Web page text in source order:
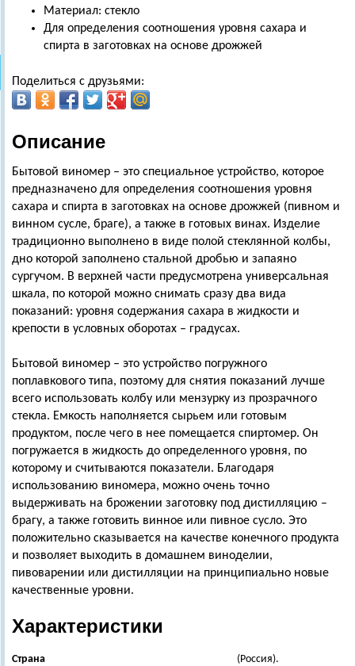
Материал: стекло
Для определения соотношения уровня сахара и
спирта в заготовках на основе дрожжей
Поделиться с друзьями:
Описание
Бытовой виномер – это специальное устройство, которое
предназначено для определения соотношения уровня
сахара и спирта в заготовках на основе дрожжей (пивном и
винном сусле, браге), а также в готовых винах. Изделие
традиционно выполнено в виде полой стеклянной колбы,
дно которой заполнено стальной дробью и запаяно
сургучом. В верхней части предусмотрена универсальная
шкала, по которой можно снимать сразу два вида
показаний: уровня содержания сахара в жидкости и
крепости в условных оборотах – градусах.
Бытовой виномер – это устройство погружного
поплавкового типа, поэтому для снятия показаний лучше
всего использовать колбу или мензурку из прозрачного
стекла. Емкость наполняется сырьем или готовым
продуктом, после чего в нее помещается спиртомер. Он
погружается в жидкость до определенного уровня, по
которому и считываются показатели. Благодаря
использованию виномера, можно очень точно
выдерживать на брожении заготовку под дистилляцию –
брагу, а также готовить винное или пивное сусло. Это
положительно сказывается на качестве конечного продукта
и позволяет выходить в домашнем виноделии,
пивоварении или дистилляции на принципиально новые
качественные уровни.
Характеристики
Страна (Россия).